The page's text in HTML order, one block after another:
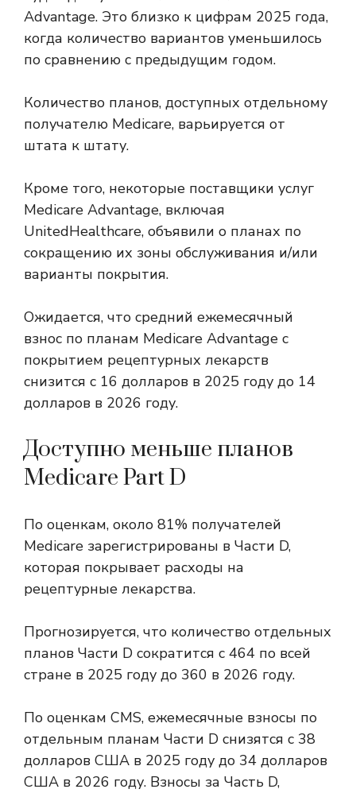
Advantage. Это близко к цифрам 2025 года,
когда количество вариантов уменьшилось
по сравнению с предыдущим годом.
Количество планов, доступных отдельному
получателю Medicare, варьируется от
штата к штату.
Кроме того, некоторые поставщики услуг
Medicare Advantage, включая
UnitedHealthcare, объявили о планах по
сокращению их зоны обслуживания и/или
варианты покрытия.
Ожидается, что средний ежемесячный
взнос по планам Medicare Advantage с
покрытием рецептурных лекарств
снизится с 16 долларов в 2025 году до 14
долларов в 2026 году.
Доступно меньше планов
Medicare Part D
По оценкам, около 81% получателей
Medicare зарегистрированы в Части D,
которая покрывает расходы на
рецептурные лекарства.
Прогнозируется, что количество отдельных
планов Части D сократится с 464 по всей
стране в 2025 году до 360 в 2026 году.
По оценкам CMS, ежемесячные взносы по
отдельным планам Части D снизятся с 38
долларов США в 2025 году до 34 долларов
США в 2026 году. Взносы за Часть D,